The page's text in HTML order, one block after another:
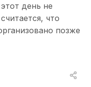
день не
что
позже